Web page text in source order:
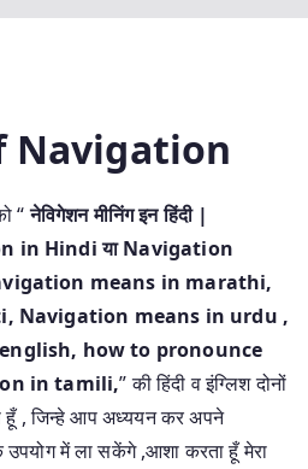
Navigation
“नेविगेशन मीनिंग इन हिंदी |
in Hindi या Navigation
means in marathi,
Navigation means in urdu ,
how to pronounce
in tamili,” की हिंदी व इंग्लिश दोनों
हूँ , जिन्हे आप अध्ययन कर अपने
के उपयोग में ला सकेंगे ,आशा करता हूँ मेरा